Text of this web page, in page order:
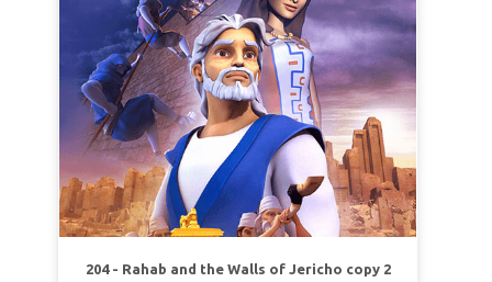
腓立比书 4:13 (和合本)
第2课：上帝造我们是有用意的。
超级真理：上帝造我们是有用意的。
超级经文：“焉知你得了王后的位分，不是为现今
的机会吗？”以斯帖记4：14b（和合本）
第3课成就上帝的旨意
超级真理：上帝将帮助我成就他的旨意。
204 - Rahab and the Walls of Jericho copy 2